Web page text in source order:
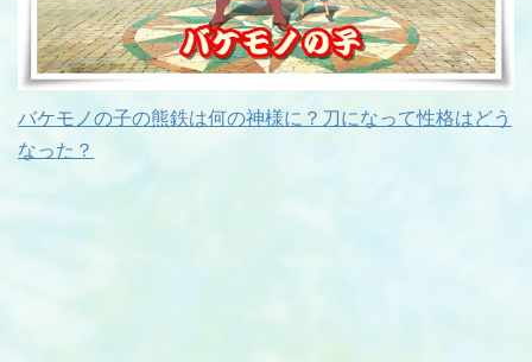
バケモノの子の熊鉄は何の神様に？刀になって性格はどう
なった？